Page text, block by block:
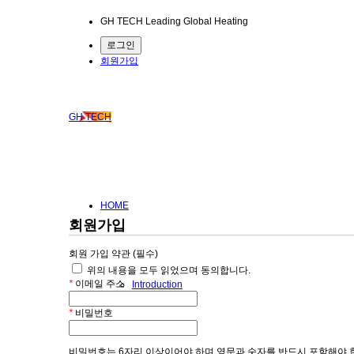
GH TECH Leading Global Heating
로그인
회원가입
GH TECH
HOME
Introduction
회원가입
회원 가입 약관 (필수)
위의 내용을 모두 읽었으며 동의합니다.
* 이메일 주소
* 비밀번호
비밀번호는 6자리 이상이어야 하며 영문과 숫자를 반드시 포함해야